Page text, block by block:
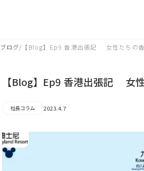
ブログ/ 【Blog】Ep9 香港出張記 女性たちの
【Blog】Ep9 香港出張記 女
社長コラム 2023.4.7